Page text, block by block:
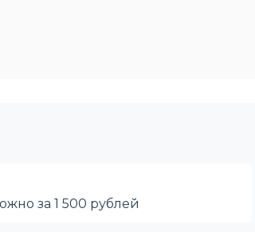
за 1 500 рублей